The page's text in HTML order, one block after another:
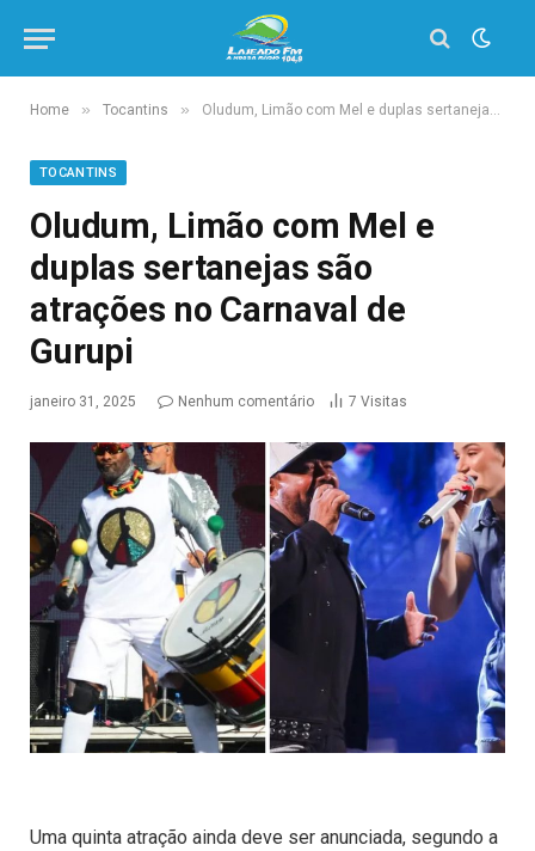
Home » Tocantins » Oludum, Limão com Mel e duplas sertanejas são atrações no Carnaval de Gurupi
TOCANTINS
Oludum, Limão com Mel e
duplas sertanejas são
atrações no Carnaval de
Gurupi
janeiro 31, 2025 Nenhum comentário 7 Visitas
Uma quinta atração ainda deve ser anunciada, segundo a